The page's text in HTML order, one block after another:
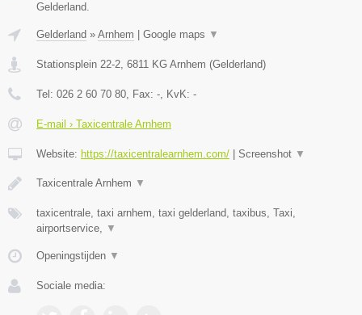
Gelderland.
Gelderland » Arnhem Google maps ▼
Stationsplein 22-2, 6811 KG Arnhem (Gelderland)
Tel: 026 2 60 70 80, Fax: -, KvK: -
E-mail › Taxicentrale Arnhem
Website: https://taxicentralearnhem.com/ Screenshot ▼
Taxicentrale Arnhem ▼
taxicentrale, taxi arnhem, taxi gelderland, taxibus, Taxi,
airportservice, ▼
Openingstijden ▼
Sociale media: